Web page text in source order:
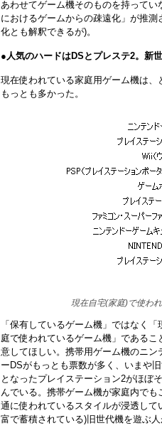
あわせてゲーム機そのものを持って
におけるゲームからの疎遠化」が推
化とも解釈できるが)。
●人気のハードはDSとプレステ2。新
現在使われている家庭用ゲーム機は
もっとも多かった。
現在自宅(家庭)で使わ
「保有しているゲーム機」ではなく「
庭で使われているゲーム機」であるこ
意してほしい。携帯用ゲーム機のニン
ーDSがもっとも票数が多く、いまや
となったプレイステーション2がほぼ
んでいる。携帯ゲーム機が家庭内でも
通に使われているスタイルが浸透し
富で蓄積されている)旧世代機を遊ぶ